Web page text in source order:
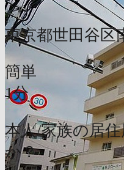
東京都世田谷区
簡単
1分
本人/家族の居
か？